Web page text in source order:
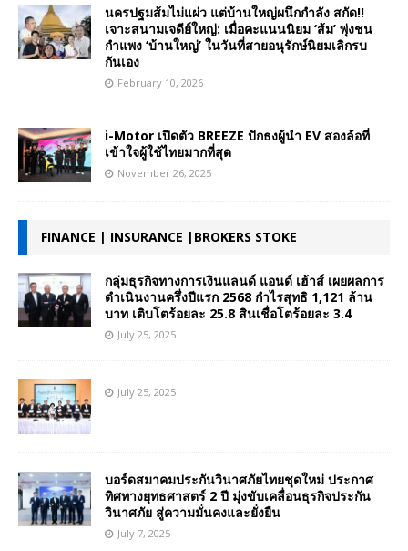
นครปฐมส้มไม่แผ่ว แต่บ้านใหญ่ผนึกกำลัง สกัด!!
เจาะสนามเจดีย์ใหญ่: เมื่อคะแนนนิยม ‘ส้ม’ พุ่งชน
กำแพง ‘บ้านใหญ่’ ในวันที่สายอนุรักษ์นิยมเลิกรบ
กันเอง
February 10, 2026
i-Motor เปิดตัว BREEZE ปักธงผู้นำ EV สองล้อที่
เข้าใจผู้ใช้ไทยมากที่สุด
November 26, 2025
FINANCE | INSURANCE |BROKERS STOKE
กลุ่มธุรกิจทางการเงินแลนด์ แอนด์ เฮ้าส์ เผยผลการ
ดำเนินงานครึ่งปีแรก 2568 กำไรสุทธิ 1,121 ล้าน
บาท เติบโตร้อยละ 25.8 สินเชื่อโตร้อยละ 3.4
July 25, 2025
July 25, 2025
บอร์ดสมาคมประกันวินาศภัยไทยชุดใหม่ ประกาศ
ทิศทางยุทธศาสตร์ 2 ปี มุ่งขับเคลื่อนธุรกิจประกัน
วินาศภัย สู่ความมั่นคงและยั่งยืน
July 7, 2025